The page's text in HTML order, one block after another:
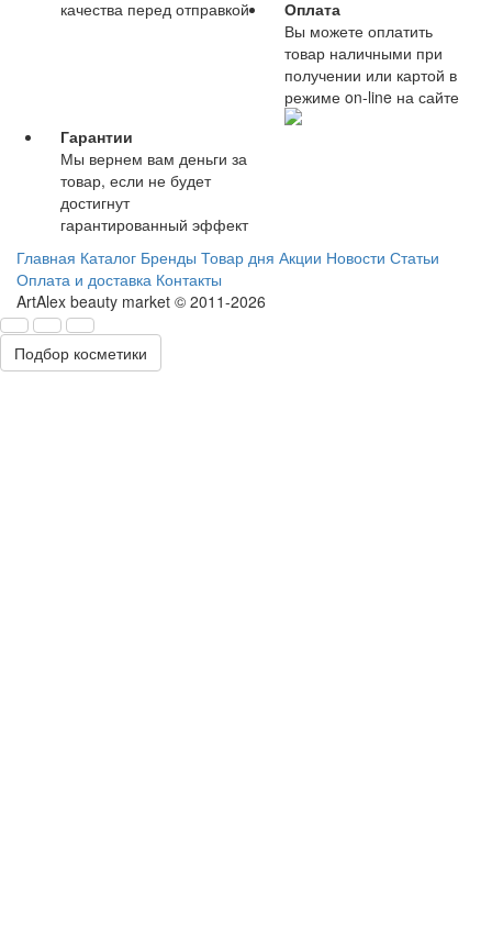
качества перед отправкой
Оплата
Вы можете оплатить
товар наличными при
получении или картой в
режиме on-line на сайте
Гарантии
Мы вернем вам деньги за
товар, если не будет
достигнут
гарантированный эффект
Главная Каталог Бренды Товар дня Акции Новости Статьи
Оплата и доставка Контакты
ArtAlex beauty market © 2011-2026
Подбор косметики